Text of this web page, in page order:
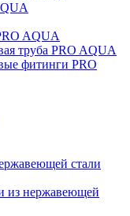
AQUA
труба PRO AQUA
фитинги PRO
стали
из нержавеющей